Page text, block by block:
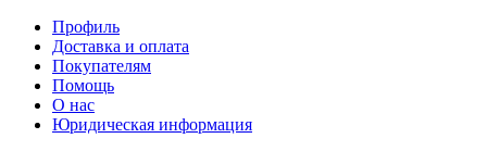
Профиль
Доставка и оплата
Покупателям
Помощь
О нас
Юридическая информация